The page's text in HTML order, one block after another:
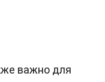
важно для